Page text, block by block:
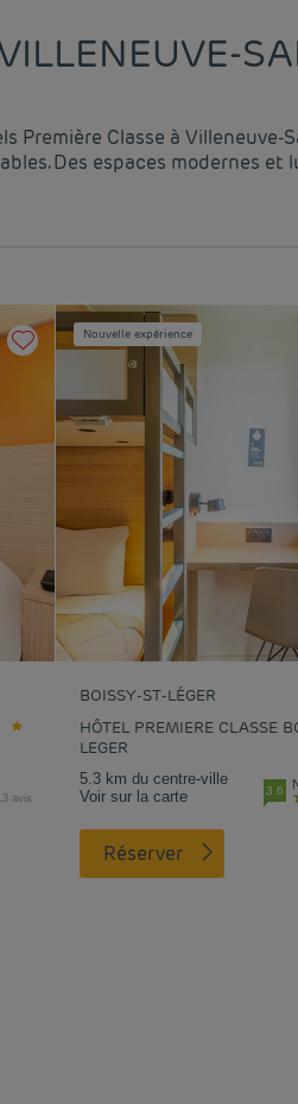
Première Classe à Villeneuve-
Des espaces modernes
avis
Nouvelle expérience
BOISSY-ST-LÉGER
HÔTEL PREMIERE CLASSE
LEGER
5.3 km du centre-ville
Voir sur la carte
3.6
Réserver